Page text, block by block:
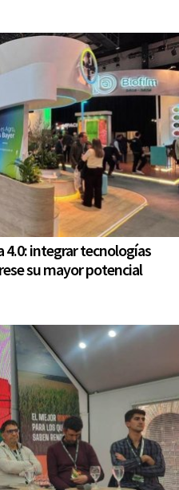
4.0: integrar tecnologías
su mayor potencial